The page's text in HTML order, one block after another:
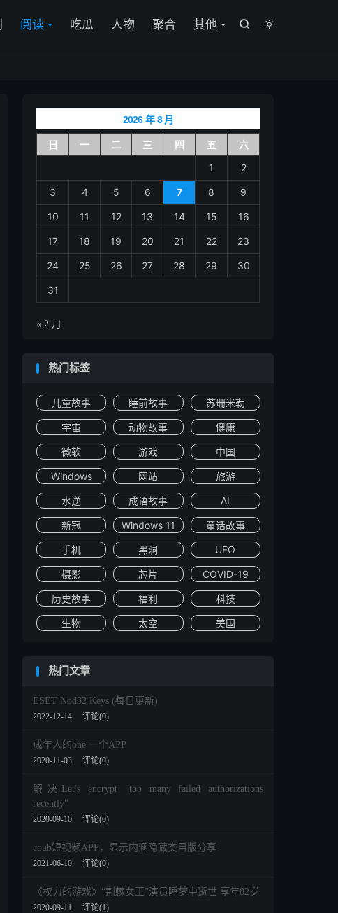


阅读 吃瓜 人物 聚合 其他
2026 年 8 月
日 一 二 三 四 五
六
1
2
3 4 5 6 7 8 9
10 11 12 13 14 15 16
17 18 19 20 21 22 23
24 25 26 27 28 29 30
31
« 2 月
热门标签
儿童故事 睡前故事 苏珊米勒
宇宙 动物故事 健康
微软 游戏 中国
Windows 网站 旅游
水逆 成语故事 AI
新冠 Windows 11 童话故事
手机 黑洞 UFO
摄影 芯片 COVID-19
历史故事 福利 科技
生物 太空 美国
热门文章
ESET Nod32 Keys (每日更新)
2022-12-14 评论(0)
成年人的one 一个APP
2020-11-03 评论(0)
解决Let's encrypt "too many failed authorizations
recently"
2020-09-10 评论(0)
coub短视频APP，显示内涵隐藏类目版分享
2021-06-10 评论(0)
《权力的游戏》“荆棘女王”演员睡梦中逝世 享年82岁
2020-09-11 评论(1)